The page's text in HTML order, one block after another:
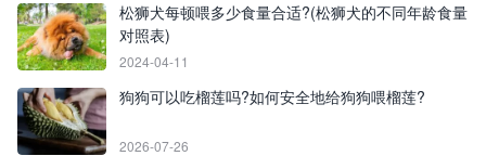
松狮犬每顿喂多少食量合适?(松狮犬的不同年龄食量
对照表)
2024-04-11
狗狗可以吃榴莲吗?如何安全地给狗狗喂榴莲?
2026-07-26